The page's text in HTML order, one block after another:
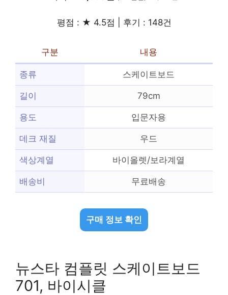
평점 : ★ 4.5점 | 후기 : 148건
구분 내용
종류 스케이트보드
길이 79cm
용도 입문자용
데크 재질 우드
색상계열 바이올렛/보라계열
배송비 무료배송
구매 정보 확인
뉴스타 컴플릿 스케이트보드
701, 바이시클